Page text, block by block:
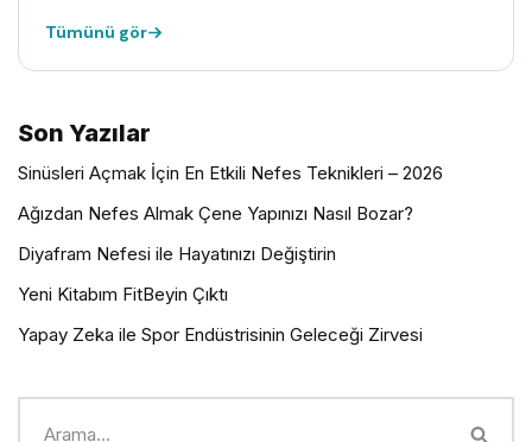
Tümünü gör
Son Yazılar
Sinüsleri Açmak İçin En Etkili Nefes Teknikleri – 2026
Ağızdan Nefes Almak Çene Yapınızı Nasıl Bozar?
Diyafram Nefesi ile Hayatınızı Değiştirin
Yeni Kitabım FitBeyin Çıktı
Yapay Zeka ile Spor Endüstrisinin Geleceği Zirvesi